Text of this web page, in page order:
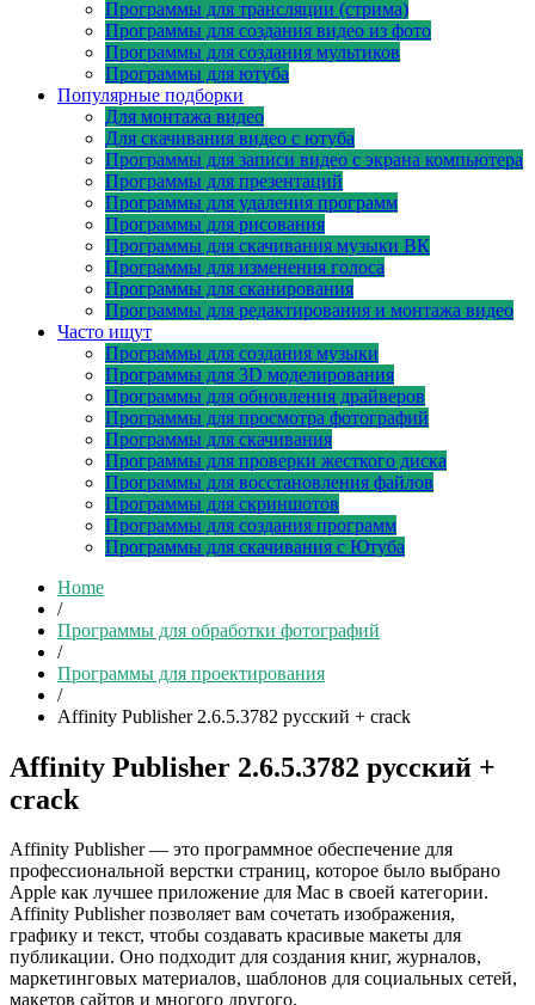
Программы для трансляции (стрима)
Программы для создания видео из фото
Программы для создания мультиков
Программы для ютуба
Популярные подборки
Для монтажа видео
Для скачивания видео с ютуба
Программы для записи видео с экрана компьютера
Программы для презентаций
Программы для удаления программ
Программы для рисования
Программы для скачивания музыки ВК
Программы для изменения голоса
Программы для сканирования
Программы для редактирования и монтажа видео
Часто ищут
Программы для создания музыки
Программы для 3D моделирования
Программы для обновления драйверов
Программы для просмотра фотографий
Программы для скачивания
Программы для проверки жесткого диска
Программы для восстановления файлов
Программы для скриншотов
Программы для создания программ
Программы для скачивания с Ютуба
Home
/
Программы для обработки фотографий
/
Программы для проектирования
/
Affinity Publisher 2.6.5.3782 русский + crack
Affinity Publisher 2.6.5.3782 русский +
crack
Affinity Publisher — это программное обеспечение для
профессиональной верстки страниц, которое было выбрано
Apple как лучшее приложение для Mac в своей категории.
Affinity Publisher позволяет вам сочетать изображения,
графику и текст, чтобы создавать красивые макеты для
публикации. Оно подходит для создания книг, журналов,
маркетинговых материалов, шаблонов для социальных сетей,
макетов сайтов и многого другого.